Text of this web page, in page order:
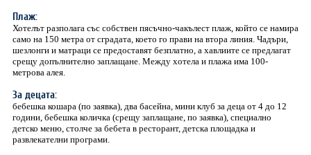
Плаж:
Хотелът разполага със собствен пясъчно-чакълест плаж, който се намира
само на 150 метра от сградата, което го прави на втора линия. Чадъри,
шезлонги и матраци се предоставят безплатно, а хавлиите се предлагат
срещу допълнително заплащане. Между хотела и плажа има 100-
метрова алея.
За децата:
бебешка кошара (по заявка), два басейна, мини клуб за деца от 4 до 12
години, бебешка количка (срещу заплащане, по заявка), специално
детско меню, столче за бебета в ресторант, детска площадка и
развлекателни програми.